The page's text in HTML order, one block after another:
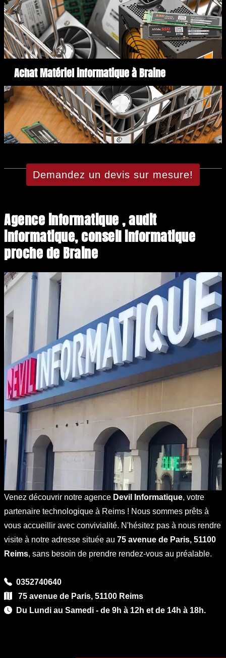
Achat Matériel informatique à Braine
Demandez un devis sur mesure!
Agence informatique , audit
informatique, conseil informatique
proche de Braine
Venez découvrir notre agence Devil Informatique, votre
partenaire technologique à Reims ! Nous sommes prêts à
vous accueillir avec convivialité. N'hésitez pas à nous rendre
visite à notre adresse située au 75 avenue de Paris, 51100
Reims, sans besoin de prendre rendez-vous au préalable.
0352740640
75 avenue de Paris, 51100 Reims
Du Lundi au Samedi - de 9h à 12h et de 14h à 18h.